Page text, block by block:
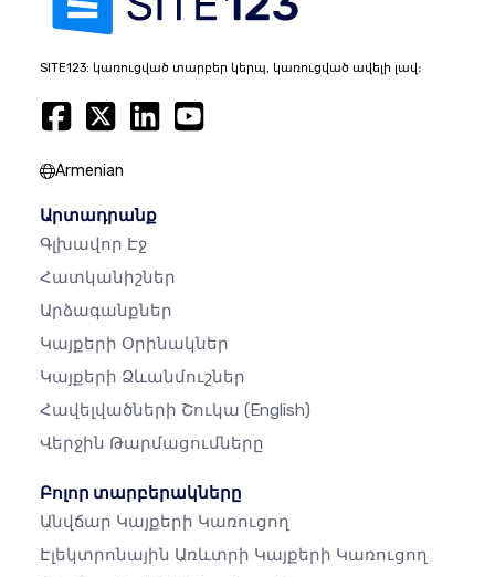
SITE123: կառուցված տարբեր կերպ, կառուցված ավելի լավ։
Armenian
Արտադրանք
Գլխավոր Էջ
Հատկանիշներ
Արձագանքներ
Կայքերի Օրինակներ
Կայքերի Ձևանմուշներ
Հավելվածների Շուկա (English)
Վերջին Թարմացումները
Բոլոր տարբերակները
Անվճար Կայքերի Կառուցող
Էլեկտրոնային Առևտրի Կայքերի Կառուցող